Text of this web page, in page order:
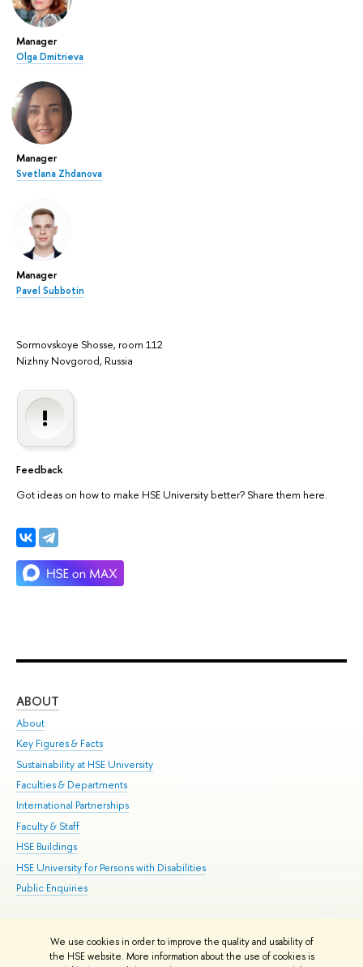
We use cookies in order to improve the quality and usability of
the HSE website. More information about the use of cookies is
Manager
Olga Dmitrieva
Manager
Svetlana Zhdanova
Manager
Pavel Subbotin
Sormovskoye Shosse, room 112
Nizhny Novgorod, Russia
Feedback
Got ideas on how to make HSE University better? Share them here.
ABOUT
About
Key Figures & Facts
Sustainability at HSE University
Faculties & Departments
International Partnerships
Faculty & Staff
HSE Buildings
HSE University for Persons with Disabilities
Public Enquiries